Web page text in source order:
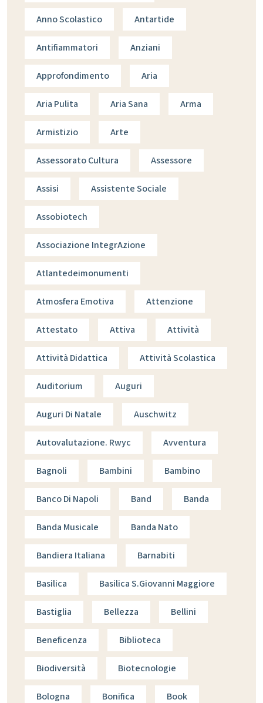
Anno Scolastico Antartide
Antifiammatori Anziani
Approfondimento Aria
Aria Pulita Aria Sana Arma
Armistizio Arte
Assessorato Cultura Assessore
Assisi Assistente Sociale
Assobiotech
Associazione IntegrAzione
Atlantedeimonumenti
Atmosfera Emotiva Attenzione
Attestato Attiva Attività
Attività Didattica Attività Scolastica
Auditorium Auguri
Auguri Di Natale Auschwitz
Autovalutazione. Rwyc Avventura
Bagnoli Bambini Bambino
Banco Di Napoli Band Banda
Banda Musicale Banda Nato
Bandiera Italiana Barnabiti
Basilica Basilica S.giovanni Maggiore
Bastiglia Bellezza Bellini
Beneficenza Biblioteca
Biodiversità Biotecnologie
Bologna Bonifica Book